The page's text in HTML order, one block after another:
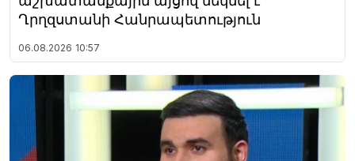
Ղրղզստանի Հանրապետություն
06.08.2026 10:57